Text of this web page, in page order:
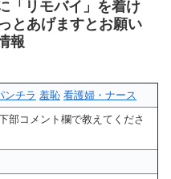
「リモバイ」を着け
とあげますとお願い
報
ンチラ 羞恥 看護婦・ナース
部コメント欄で教えてくださ